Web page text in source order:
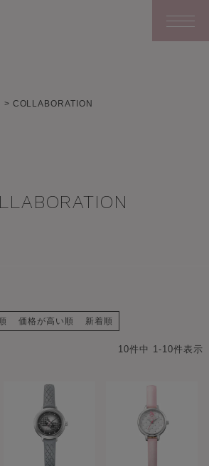
COLLABORATION
価格が高い順 新着順
10件中 1-10件表示